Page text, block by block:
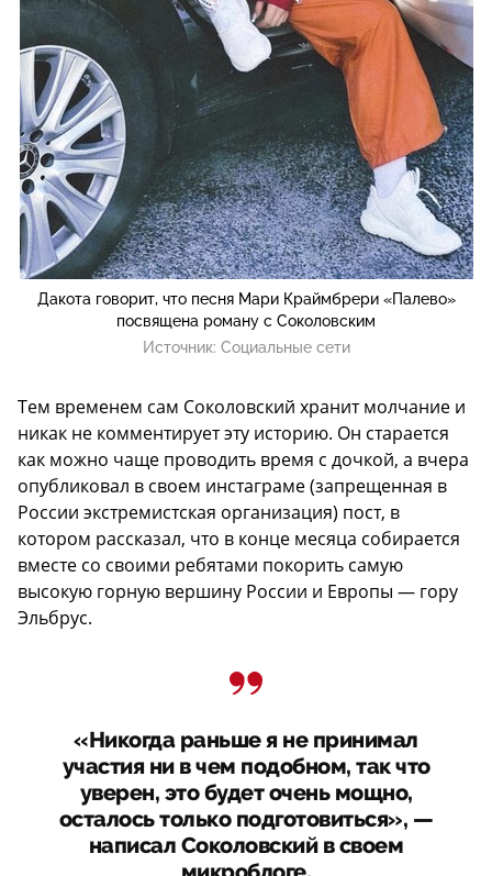
Дакота говорит, что песня Мари Краймбрери «Палево»
посвящена роману с Соколовским
Источник: Социальные сети
Тем временем сам Соколовский хранит молчание и
никак не комментирует эту историю. Он старается
как можно чаще проводить время с дочкой, а вчера
опубликовал в своем инстаграме (запрещенная в
России экстремистская организация) пост, в
котором рассказал, что в конце месяца собирается
вместе со своими ребятами покорить самую
высокую горную вершину России и Европы — гору
Эльбрус.
«Никогда раньше я не принимал
участия ни в чем подобном, так что
уверен, это будет очень мощно,
осталось только подготовиться», —
написал Соколовский в своем